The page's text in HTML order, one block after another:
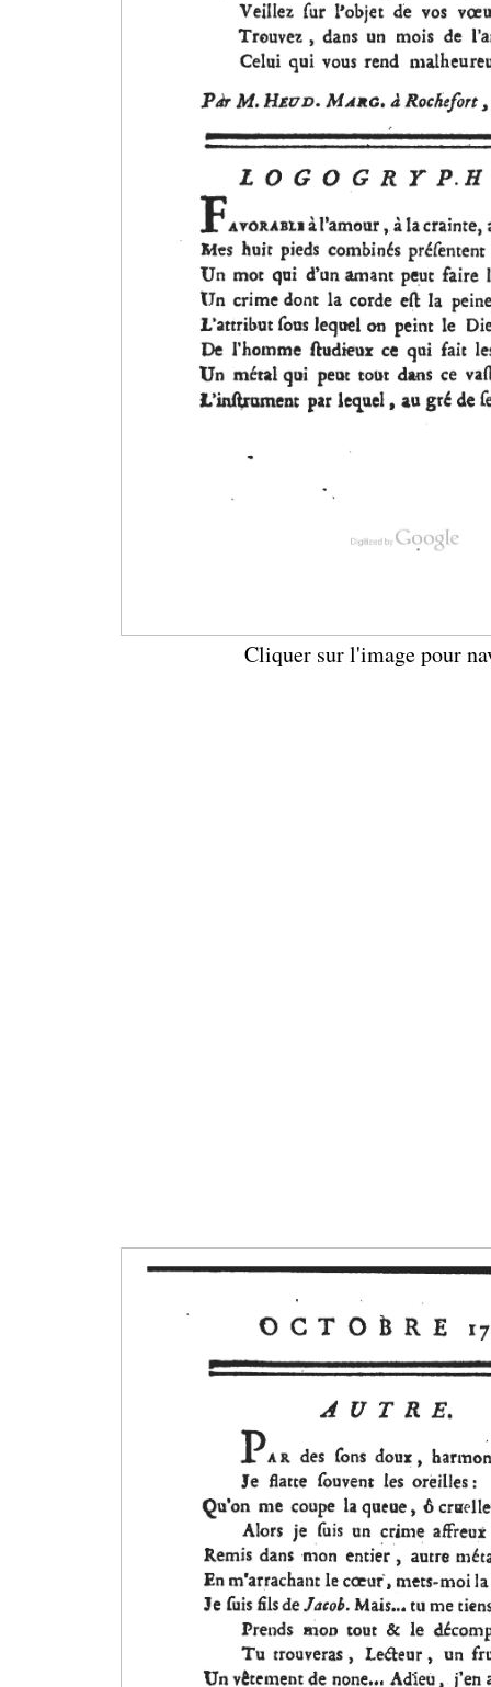
Cliquer sur l'image pour